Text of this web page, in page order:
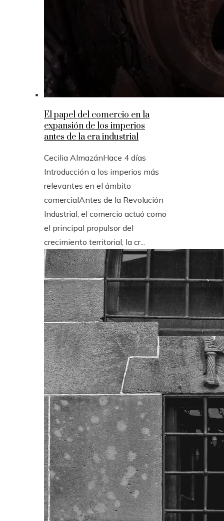
El papel del comercio en la
expansión de los imperios
antes de la era industrial
Cecilia AlmazánHace 4 días
Introducción a los imperios más
relevantes en el ámbito
comercialAntes de la Revolución
Industrial, el comercio actuó como
el principal propulsor del
crecimiento territorial, la cr...